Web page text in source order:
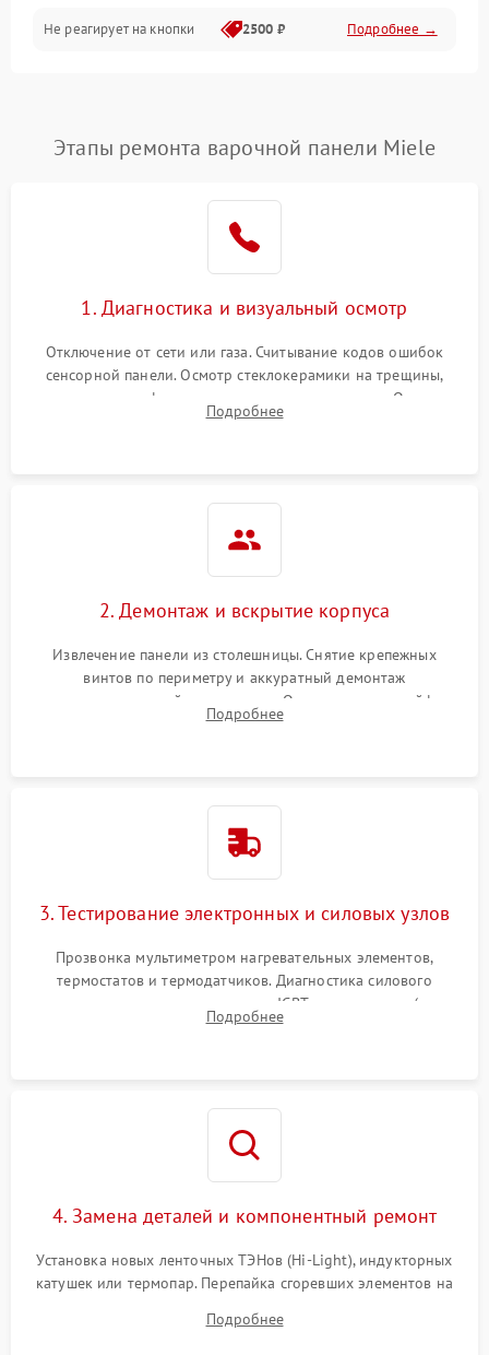
Не реагирует на кнопки 2500 ₽ Подробнее →
Этапы ремонта варочной панели Miele
1. Диагностика и визуальный осмотр
Отключение от сети или газа. Считывание кодов ошибок
сенсорной панели. Осмотр стеклокерамики на трещины,
проверка конфорок на равномерность нагрева. Опрос
клиента о симптомах (не включается, не видит посуду,
Подробнее
2. Демонтаж и вскрытие корпуса
Извлечение панели из столешницы. Снятие крепежных
винтов по периметру и аккуратный демонтаж
стеклокерамической поверхности. Отсоединение шлейфов
сенсорного блока для доступа к силовым платам, катушкам
Подробнее
3. Тестирование электронных и силовых узлов
Прозвонка мультиметром нагревательных элементов,
термостатов и термодатчиков. Диагностика силового
модуля, реле, диодных мостов и IGBT-транзисторов (для
индукции). Проверка кранов и газ-контроля (для газовых
Подробнее
4. Замена деталей и компонентный ремонт
Установка новых ленточных ТЭНов (Hi-Light), индукторных
катушек или термопар. Перепайка сгоревших элементов на
дорожек. Очистка контактов и замена поврежденной
Подробнее